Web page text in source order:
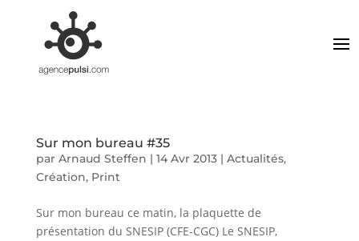
Sur mon bureau #35
par Arnaud Steffen | 14 Avr 2013| Actualités,
Création, Print
Sur mon bureau ce matin, la plaquette de
présentation du SNESIP (CFE-CGC) Le SNESIP,